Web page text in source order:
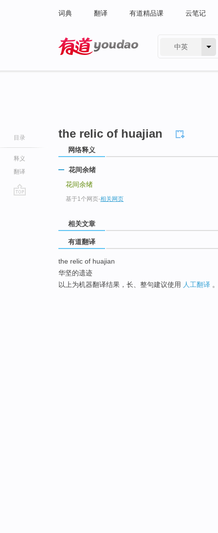
词典 翻译 有道精品课 云笔记
中英
目录
释义
翻译
the relic of huajian
网络释义
花间余绪
花间余绪
基于1个网页-相关网页
相关文章
有道翻译
the relic of huajian
华坚的遗迹
以上为机器翻译结果，长、整句建议使用 人工翻译